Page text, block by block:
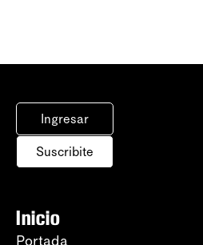
Ingresar
Suscribite
Inicio
Portada